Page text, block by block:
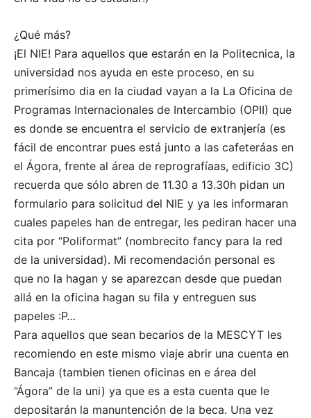
¿Qué más?
¡El NIE! Para aquellos que estarán en la Politecnica, la
universidad nos ayuda en este proceso, en su
primerísimo dia en la ciudad vayan a la La Oficina de
Programas Internacionales de Intercambio (OPII) que
es donde se encuentra el servicio de extranjería (es
fácil de encontrar pues está junto a las cafeteráas en
el Ágora, frente al área de reprografíaas, edificio 3C)
recuerda que sólo abren de 11.30 a 13.30h pidan un
formulario para solicitud del NIE y ya les informaran
cuales papeles han de entregar, les pediran hacer una
cita por “Poliformat” (nombrecito fancy para la red
de la universidad). Mi recomendación personal es
que no la hagan y se aparezcan desde que puedan
allá en la oficina hagan su fila y entreguen sus
papeles :P…
Para aquellos que sean becarios de la MESCYT les
recomiendo en este mismo viaje abrir una cuenta en
Bancaja (tambien tienen oficinas en e área del
“Ágora” de la uni) ya que es a esta cuenta que le
depositarán la manuntención de la beca. Una vez